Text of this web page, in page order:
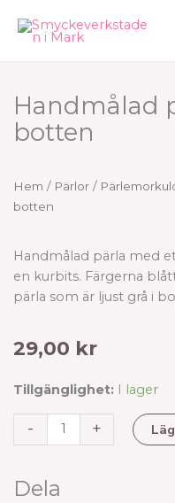
Handmålad
botten
Hem / Pärlor /
botten
Handmålad pärla med
en kurbits. Färgerna
pärla som är ljust grå i
29,00 kr
Tillgänglighet: I lager
-
Handmålad
ljusgrå
botten
+
Dela